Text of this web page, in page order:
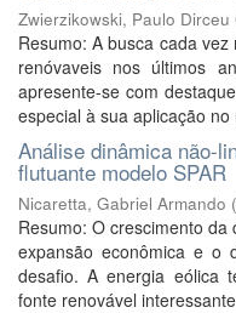
Zwierzikowski, Paulo Dirceu
Resumo: A busca cada
renóvaveis nos últimos
apresente-se com
especial à sua aplicação
Análise dinâmica não-
flutuante modelo SPAR
Nicaretta, Gabriel Armando (
Resumo: O crescimento
expansão econômica e o
desafio. A energia eólica
fonte renovável